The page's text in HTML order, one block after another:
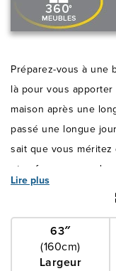
Préparez-vous à une
là pour vous
maison après une
passé une longue
sait que vous
et enfoncez-vous
Profitez des coussins
d'évacuer toute
Lire plus
63″
(160cm)
Largeur